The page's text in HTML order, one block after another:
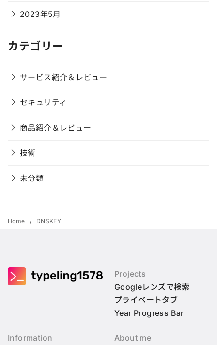
2023年5月
カテゴリー
サービス紹介＆レビュー
セキュリティ
商品紹介＆レビュー
技術
未分類
Home DNSKEY
Projects
Googleレンズで検索
プライベートタブ
Year Progress Bar
Information About me